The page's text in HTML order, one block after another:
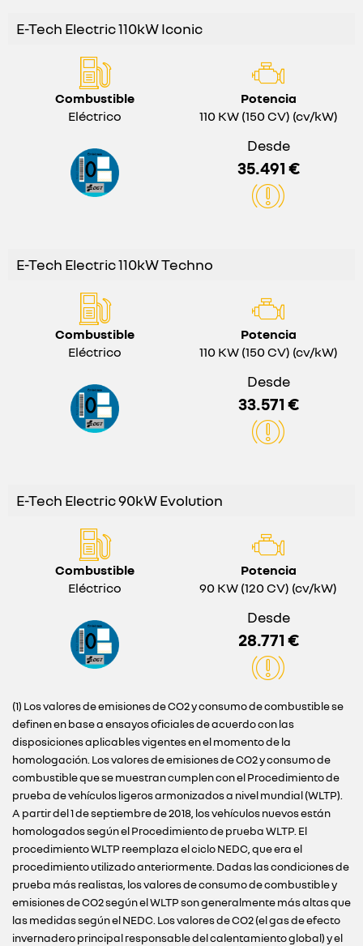
E-Tech Electric 110kW Iconic
Combustible
Eléctrico
Potencia
110 KW (150 CV) (cv/kW)
Desde
35.491 €
E-Tech Electric 110kW Techno
Combustible
Eléctrico
Potencia
110 KW (150 CV) (cv/kW)
Desde
33.571 €
E-Tech Electric 90kW Evolution
Combustible
Eléctrico
Potencia
90 KW (120 CV) (cv/kW)
Desde
28.771 €
(1) Los valores de emisiones de CO2 y consumo de combustible se
definen en base a ensayos oficiales de acuerdo con las
disposiciones aplicables vigentes en el momento de la
homologación. Los valores de emisiones de CO2 y consumo de
combustible que se muestran cumplen con el Procedimiento de
prueba de vehículos ligeros armonizados a nivel mundial (WLTP).
A partir del 1 de septiembre de 2018, los vehículos nuevos están
homologados según el Procedimiento de prueba WLTP. El
procedimiento WLTP reemplaza el ciclo NEDC, que era el
procedimiento utilizado anteriormente. Dadas las condiciones de
prueba más realistas, los valores de consumo de combustible y
emisiones de CO2 según el WLTP son generalmente más altas que
las medidas según el NEDC. Los valores de CO2 (el gas de efecto
invernadero principal responsable del calentamiento global) y el